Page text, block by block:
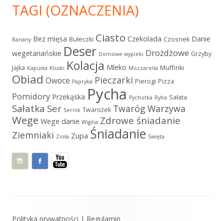
TAGI (OZNACZENIA)
Banany Bez mięsa Bułeczki Ciasto Czekolada Czosnek Danie
wegetariańskie Deser Domowe wypieki Drożdżowe Grzyby
Jajka Kapusta Kluski Kolacja Mleko Mozzarella Muffinki
Obiad Owoce Papryka Pieczarki Pierogi Pizza
Pomidory Przekąska Pycha Pychotka Ryba Sałata
Sałatka Ser Sernik Twarożek Twaróg Warzywa
Wege Wege danie Wigilia Zdrowe śniadanie
Ziemniaki Zioła Zupa Śniadanie Święta
Polityka prywatności | Regulamin